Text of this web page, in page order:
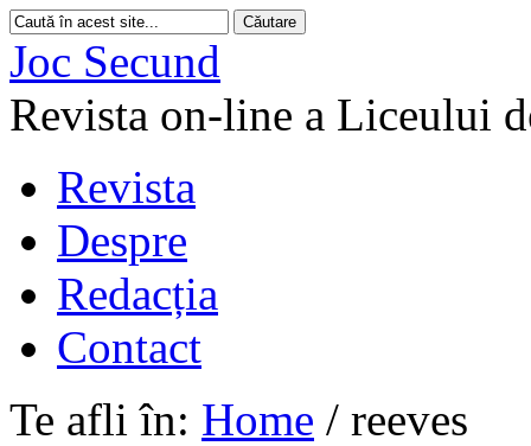
Joc Secund
Revista on-line a Liceului
Revista
Despre
Redacția
Contact
Te afli în: Home / reeves